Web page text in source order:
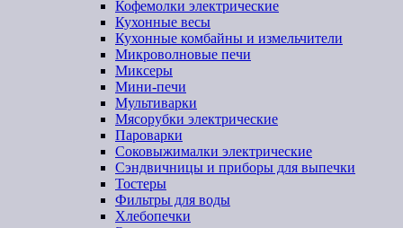
Кофемолки электрические
Кухонные весы
Кухонные комбайны и измельчители
Микроволновые печи
Миксеры
Мини-печи
Мультиварки
Мясорубки электрические
Пароварки
Соковыжималки электрические
Сэндвичницы и приборы для выпечки
Тостеры
Фильтры для воды
Хлебопечки